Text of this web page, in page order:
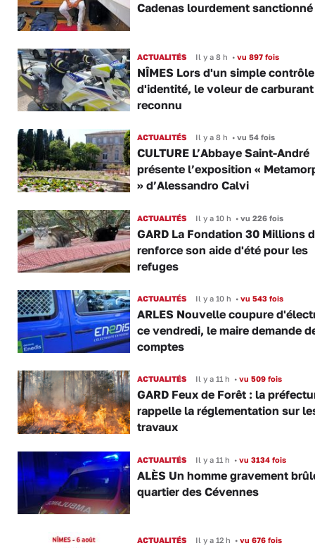
Cadenas lourdement sanctionné
ACTUALITÉS Il y a 8 h •vu 897 fois
NÎMES Lors d'un simple contrôle
d'identité, le voleur de
reconnu
ACTUALITÉS Il y a 8 h •vu 54 fois
CULTURE L’Abbaye Saint-André
présente l’exposition «
» d’Alessandro Calvi
ACTUALITÉS Il y a 10 h •vu 226 fois
GARD La Fondation 30 Millions
renforce son aide d'été pour les
refuges
ACTUALITÉS Il y a 10 h •vu 543 fois
ARLES Nouvelle coupure
ce vendredi, le maire demande
comptes
ACTUALITÉS Il y a 11 h •vu 509 fois
GARD Feux de Forêt : la
rappelle la réglementation sur
travaux
ACTUALITÉS Il y a 11 h •vu 3134 fois
ALÈS Un homme gravement
quartier des Cévennes
ACTUALITÉS Il y a 12 h •vu 676 fois